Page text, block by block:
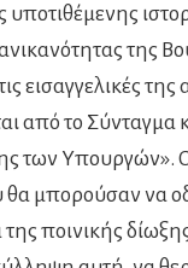
υποτιθέμενης
της
εισαγγελικές
από το Σύνταγμα
των Υπουργών».
θα μπορούσαν να
ποινικής